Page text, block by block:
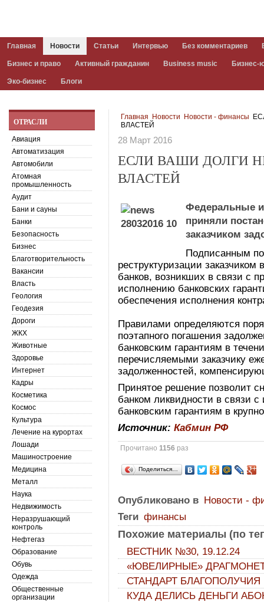
Главная Новости Статьи Интервью Без комментариев
Бизнес и право Активный гражданин Business music Бизнес-
Эко-бизнес Блоги
Главная Новости Новости - финансы
ВЛАСТЕЙ
28 Март 2016
ЕСЛИ ВАШИ ДОЛГИ
ВЛАСТЕЙ
Федеральные
приняли
заказчиком
Подписанным
реструктуризации заказчиком
банков, возникших в связи с
исполнению банковских
обеспечения исполнения
Правилами определяются
поэтапного погашения
банковским гарантиям в
перечисляемыми заказчику
задолженностей,
Принятое решение позволит
банком ликвидности в связи
банковским гарантиям в
Источник:Кабмин РФ
Прочитано1156 раз
Поделиться…
Опубликовано в Новости -
Теги финансы
Похожие материалы (по
ВЕСТНИК №30, 19.12.24
«ЮВЕЛИРНЫЕ»
СТАНДАРТ
КУДА ДЕЛИСЬ ДЕНЬГИ
ОТРАСЛИ
Авиация
Автоматизация
Автомобили
Атомная
промышленность
Аудит
Бани и сауны
Банки
Безопасность
Бизнес
Благотворительность
Вакансии
Власть
Геология
Геодезия
Дороги
ЖКХ
Животные
Здоровье
Интернет
Кадры
Косметика
Космос
Культура
Лечение на курортах
Лошади
Машиностроение
Медицина
Металл
Наука
Недвижимость
Неразрушающий
контроль
Нефтегаз
Образование
Обувь
Одежда
Общественные
организации